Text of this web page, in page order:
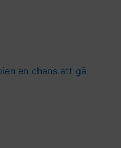
en chans att gå